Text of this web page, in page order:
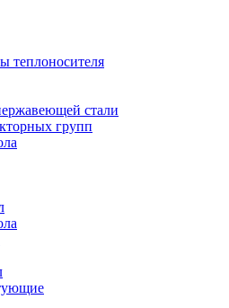
теплоносителя
стали
групп